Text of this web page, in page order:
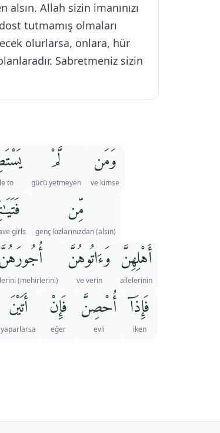
Allah sizin imanınızı
tutmamış olmaları
olurlarsa, onlara, hür
Sabretmeniz sizin
وَمَن
ve kimse
لَّمْ
gücü yetmeyen
to
مِّن
genç kızlarınızdan (alsın)
girls
أَهْلِهِنَّ
ailelerinin
وَءَاتُوهُنَّ
ve verin
(mehirlerini)
فَإِذَآ
iken
أُحْصِنَّ
evli
فَإِنْ
eğer
أَتَيْنَ
yaparlarsa